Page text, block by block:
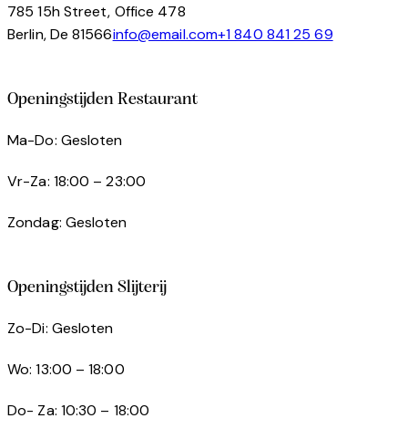
785 15h Street, Office 478
Berlin, De 81566info@email.com+1 840 841 25 69
Openingstijden Restaurant
Ma-Do: Gesloten
Vr-Za: 18:00 – 23:00
Zondag: Gesloten
Openingstijden Slijterij
Zo-Di: Gesloten
Wo: 13:00 – 18:00
Do- Za: 10:30 – 18:00